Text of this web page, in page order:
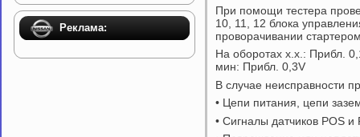
Реклама:
При помощи тестера
10, 11, 12 блока
проворачивании
На оборотах х.х.: Прибл.
мин: Прибл. 0,3V
В случае неисправности
• Цепи питания, цепи
• Сигналы датчиков POS и